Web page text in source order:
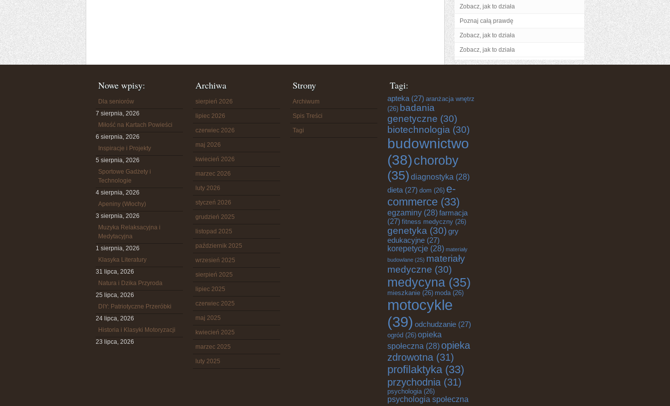
Zobacz, jak to działa
Poznaj całą prawdę
Zobacz, jak to działa
Zobacz, jak to działa
Nowe wpisy:
Dla seniorów
7 sierpnia, 2026
Miłość na Kartach Powieści
6 sierpnia, 2026
Inspiracje i Projekty
5 sierpnia, 2026
Sportowe Gadżety i
Technologie
4 sierpnia, 2026
Apeniny (Włochy)
3 sierpnia, 2026
Muzyka Relaksacyjna i
Medytacyjna
1 sierpnia, 2026
Klasyka Literatury
31 lipca, 2026
Natura i Dzika Przyroda
25 lipca, 2026
DIY: Patriotyczne Przeróbki
24 lipca, 2026
Historia i Klasyki Motoryzacji
23 lipca, 2026
Archiwa
sierpień 2026
lipiec 2026
czerwiec 2026
maj 2026
kwiecień 2026
marzec 2026
luty 2026
styczeń 2026
grudzień 2025
listopad 2025
październik 2025
wrzesień 2025
sierpień 2025
lipiec 2025
czerwiec 2025
maj 2025
kwiecień 2025
marzec 2025
luty 2025
Strony
Archiwum
Spis Treści
Tagi
Tagi:
apteka (27) aranżacja wnętrz
(26) badania
genetyczne (30)
biotechnologia (30)
budownictwo
(38)choroby
(35) diagnostyka (28)
dieta (27) dom (26) e-
commerce (33)
egzaminy (28)farmacja
(27) fitness medyczny (26)
genetyka (30) gry
edukacyjne (27)
korepetycje (28) materiały
budowlane (25) materiały
medyczne (30)
medycyna (35)
mieszkanie (26) moda(26)
motocykle
(39) odchudzanie (27)
ogród (26) opieka
społeczna (28) opieka
zdrowotna (31)
profilaktyka(33)
przychodnia (31)
psychologia(26)
psychologia społeczna